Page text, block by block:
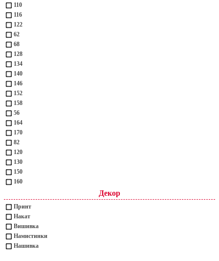
110
116
122
62
68
128
134
140
146
152
158
56
164
170
82
120
130
150
160
Декор
Принт
Накат
Вишивка
Намистинки
Нашивка